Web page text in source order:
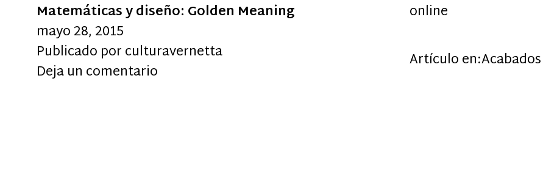
Matemáticas y diseño: Golden Meaning
mayo 28, 2015
Publicado porculturavernetta
Deja un comentario
online
Artículo en:Acabados